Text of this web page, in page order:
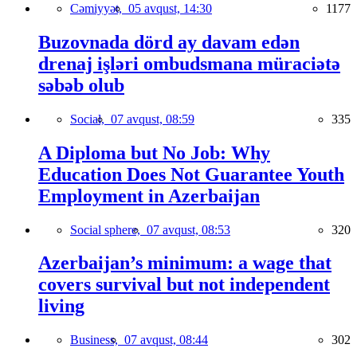
Cəmiyyət, 05 avqust, 14:30 1177
Buzovnada dörd ay davam edən
drenaj işləri ombudsmana müraciətə
səbəb olub
Social, 07 avqust, 08:59 335
A Diploma but No Job: Why
Education Does Not Guarantee Youth
Employment in Azerbaijan
Social sphere, 07 avqust, 08:53 320
Azerbaijan’s minimum: a wage that
covers survival but not independent
living
Business, 07 avqust, 08:44 302